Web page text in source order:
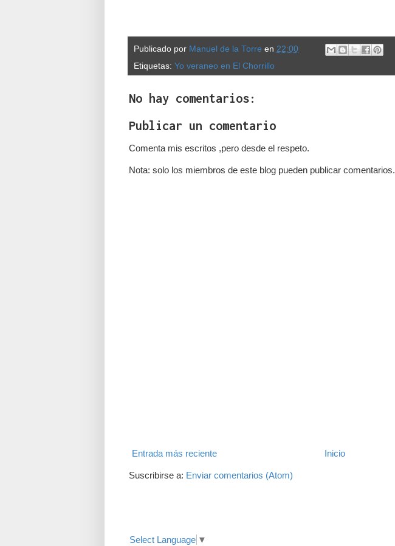
Publicado por Manuel de la Torre en 22:00
Etiquetas: Yo veraneo en El Chorrillo
No hay comentarios:
Publicar un comentario
Comenta mis escritos ,pero desde el respeto.
Nota: solo los miembros de este blog pueden publicar comentarios.
Entrada más reciente Inicio
Suscribirse a: Enviar comentarios (Atom)
Select Language ▼